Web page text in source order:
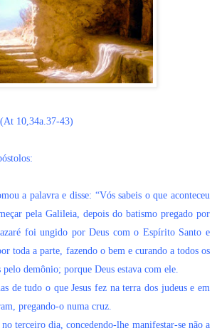
(At 10,34a.37-43)
a palavra e disse: “Vós sabeis o que aconteceu
pela Galileia, depois do batismo pregado por
foi ungido por Deus com o Espírito Santo e
toda a parte, fazendo o bem e curando a todos os
pelo demônio; porque Deus estava com ele.
de tudo o que Jesus fez na terra dos judeus e em
pregando-o numa cruz.
terceiro dia, concedendo-lhe manifestar-se não a